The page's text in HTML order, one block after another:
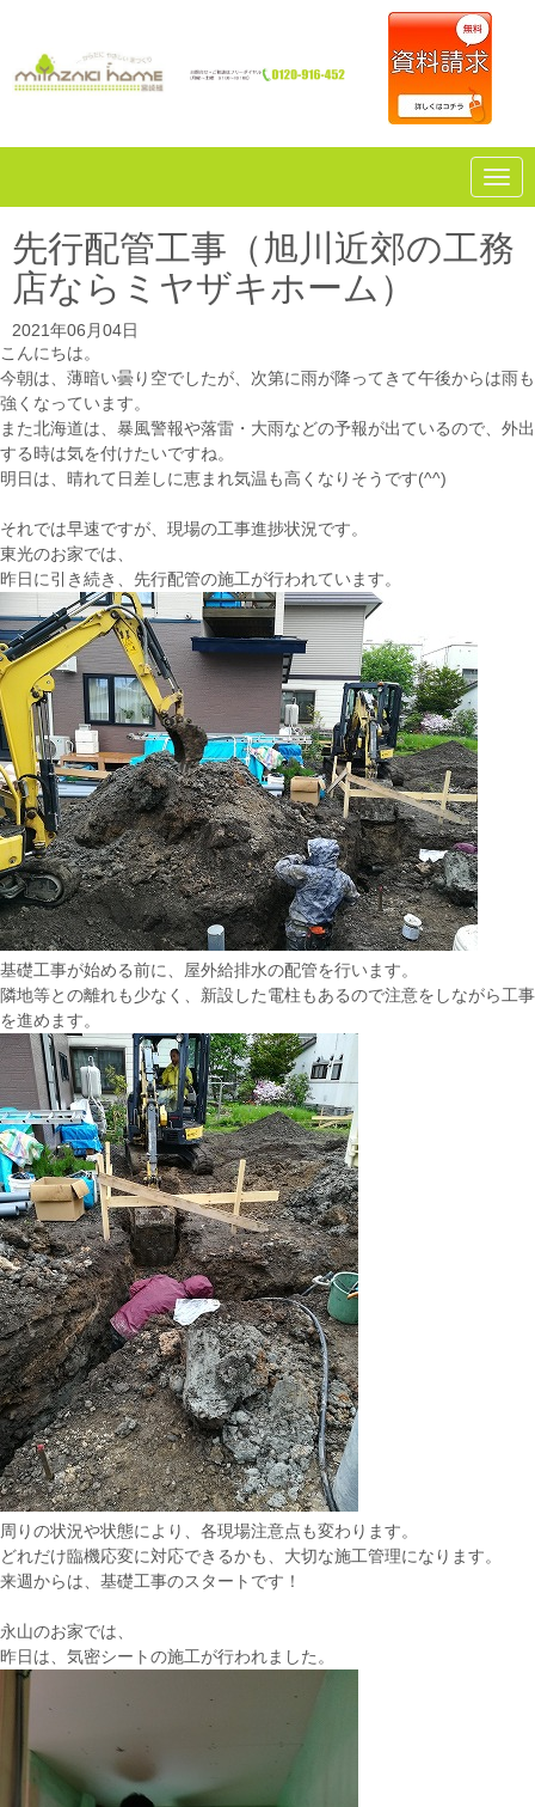
N
a
i
g
先行配管工事（旭川近郊の工務
店ならミヤザキホーム）
2021年06月04日
こんにちは。
今朝は、薄暗い曇り空でしたが、次第に雨が降ってきて午後からは雨も
強くなっています。
また北海道は、暴風警報や落雷・大雨などの予報が出ているので、外出
する時は気を付けたいですね。
明日は、晴れて日差しに恵まれ気温も高くなりそうです(^^)
それでは早速ですが、現場の工事進捗状況です。
東光のお家では、
昨日に引き続き、先行配管の施工が行われています。
基礎工事が始める前に、屋外給排水の配管を行います。
隣地等との離れも少なく、新設した電柱もあるので注意をしながら工事
を進めます。
周りの状況や状態により、各現場注意点も変わります。
どれだけ臨機応変に対応できるかも、大切な施工管理になります。
来週からは、基礎工事のスタートです！
永山のお家では、
昨日は、気密シートの施工が行われました。